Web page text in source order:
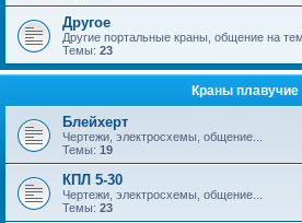
Другое
Другие портальные краны, общение на
Темы: 23
Краны плавучие
Блейхерт
Чертежи, электросхемы, общение...
Темы: 19
КПЛ 5-30
Чертежи, электросхемы, общение...
Темы: 23